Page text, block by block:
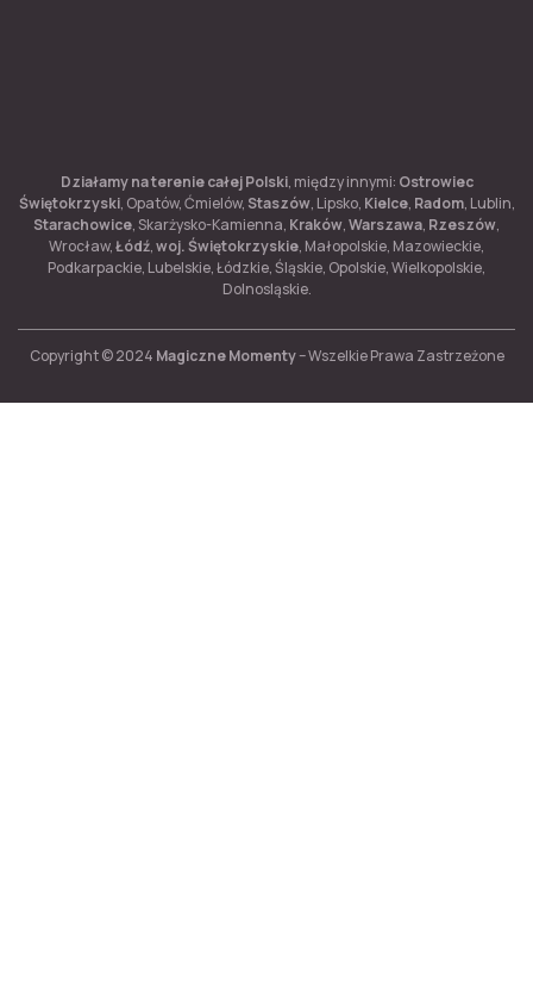
Działamy na terenie całej Polski, między innymi: Ostrowiec
Świętokrzyski, Opatów, Ćmielów, Staszów, Lipsko, Kielce, Radom, Lublin,
Starachowice, Skarżysko-Kamienna, Kraków,Warszawa, Rzeszów,
Wrocław,Łódź,woj. Świętokrzyskie, Małopolskie, Mazowieckie,
Podkarpackie, Lubelskie, Łódzkie, Śląskie, Opolskie, Wielkopolskie,
Dolnosląskie.
Copyright © 2024 Magiczne Momenty– Wszelkie Prawa Zastrzeżone